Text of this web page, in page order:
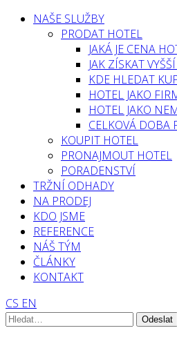
NAŠE SLUŽBY
PRODAT HOTEL
JAKÁ JE CENA
JAK ZÍSKAT
KDE HLEDAT
HOTEL JAKO
HOTEL JAKO
CELKOVÁ DOBA
KOUPIT HOTEL
PRONAJMOUT HOTEL
PORADENSTVÍ
TRŽNÍ ODHADY
NA PRODEJ
KDO JSME
REFERENCE
NÁŠ TÝM
ČLÁNKY
KONTAKT
CS EN